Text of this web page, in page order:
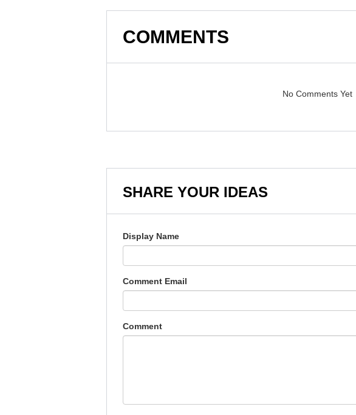
COMMENTS
No Comments Yet
SHARE YOUR IDEAS
Display Name
Comment Email
Comment